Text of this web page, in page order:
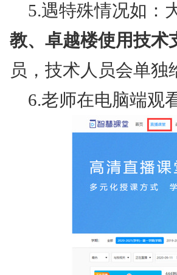
5.遇特殊情况如：
教、卓越楼使用技术
员，技术人员会单
6.老师在电脑端观